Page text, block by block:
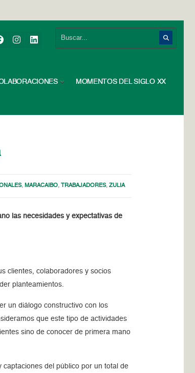
MOMENTOS DEL SIGLO XX
, MARACAIBO, TRABAJADORES,ZULIA
las necesidades y expectativas de
clientes, colaboradores y socios
planteamientos.
un diálogo constructivo con los
que este tipo de actividades
sino de conocer de primera mano
del público por un total de